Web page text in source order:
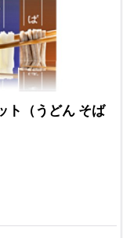
ト（うどん そば